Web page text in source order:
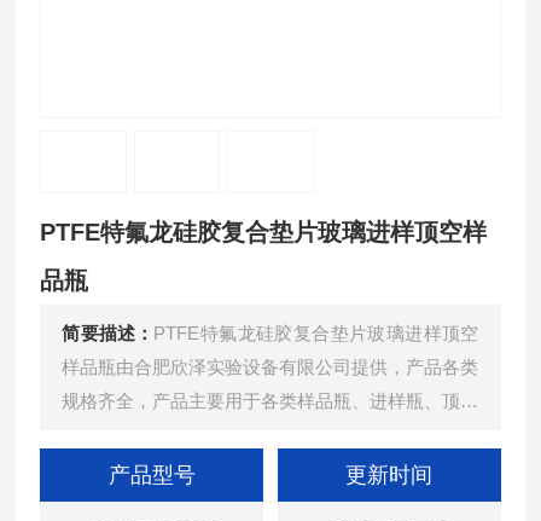
PTFE特氟龙硅胶复合垫片玻璃进样顶空样
品瓶
简要描述： PTFE特氟龙硅胶复合垫片玻璃进样顶空
样品瓶由合肥欣泽实验设备有限公司提供，产品各类
规格齐全，产品主要用于各类样品瓶、进样瓶、顶空
TFE具有耐腐蚀耐酸碱等特点，密封性能好，配套产
品有样品瓶盖、样品瓶。
产品型号 更新时间